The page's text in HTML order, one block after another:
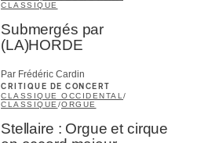
CLASSIQUE
Submergés par
(LA)HORDE
Par Frédéric Cardin
CRITIQUE DE CONCERT
CLASSIQUE OCCIDENTAL /
CLASSIQUE /ORGUE
Stellaire : Orgue et cirque